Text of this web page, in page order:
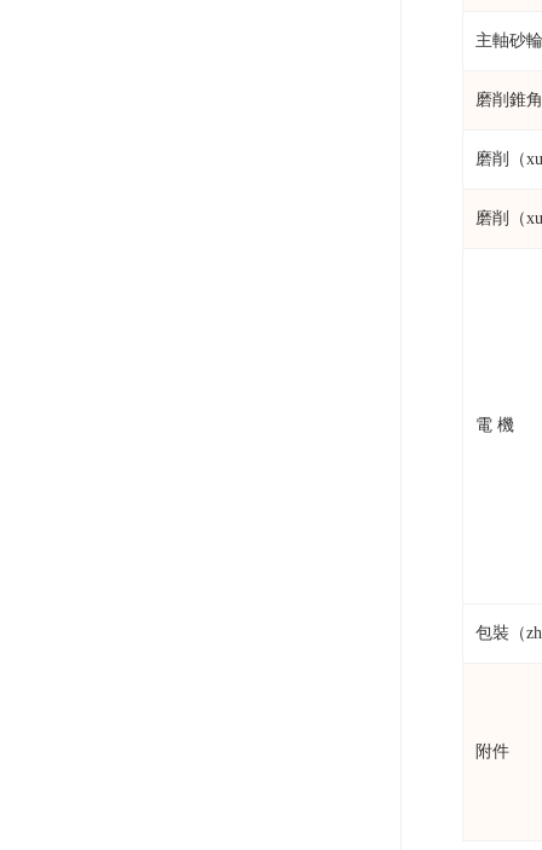
主軸砂
磨削錐
磨削（
磨削（
電 機
包裝（
附件